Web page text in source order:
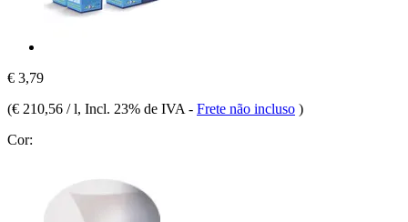
€ 3,79
(€ 210,56 / l, Incl. 23% de IVA - Frete não incluso )
Cor: